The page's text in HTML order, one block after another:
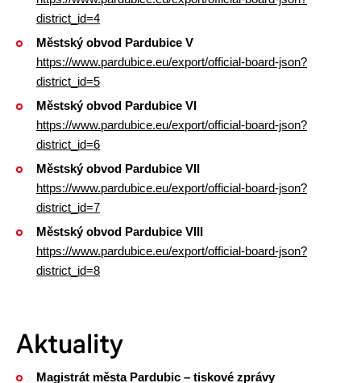
district_id=4
Městský obvod Pardubice V
https://www.pardubice.eu/export/official-board-json?
district_id=5
Městský obvod Pardubice VI
https://www.pardubice.eu/export/official-board-json?
district_id=6
Městský obvod Pardubice VII
https://www.pardubice.eu/export/official-board-json?
district_id=7
Městský obvod Pardubice VIII
https://www.pardubice.eu/export/official-board-json?
district_id=8
Aktuality
Magistrát města Pardubic – tiskové zprávy